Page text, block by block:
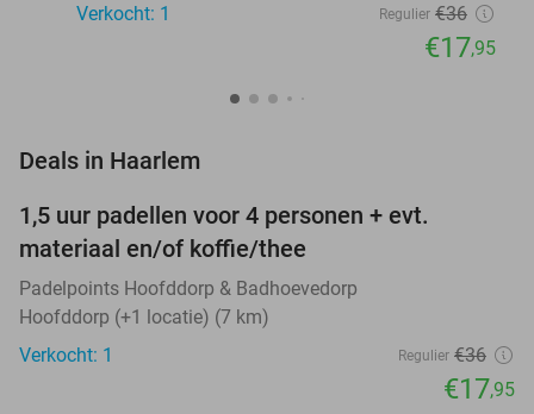
Verkocht: 1
Regulier €36
€17,95
Deals in Haarlem
TODAY
1,5 uur padellen voor 4 personen + evt.
materiaal en/of koffie/thee
Padelpoints Hoofddorp & Badhoevedorp
Hoofddorp (+1 locatie) (7 km)
Verkocht: 1
Regulier €36
€17,95